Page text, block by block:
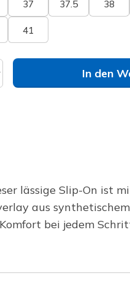
37 37.5 38
41
In den
lässige Slip-On ist
aus
bei jedem